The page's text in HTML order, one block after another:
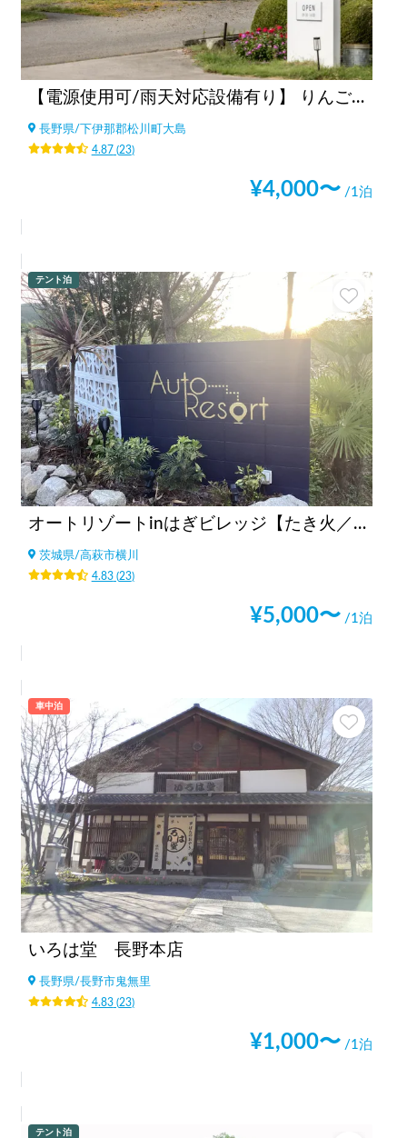
【電源使用可/雨天対応設備有り】 りんご焚火の駅 マルカメ果樹園
長野県/下伊那郡松川町大島
4.87(23)
¥4,000〜 /1泊
テント泊
オートリゾートinはぎビレッジ【たき火／星空／山／てぶらBBQ／ドックラン】
茨城県/高萩市横川
4.83(23)
¥5,000〜 /1泊
車中泊
いろは堂 長野本店
長野県/長野市鬼無里
4.83(23)
¥1,000〜 /1泊
テント泊